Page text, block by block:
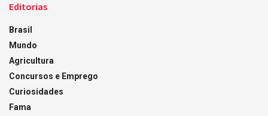
Editorias
Brasil
Mundo
Agricultura
Concursos e Emprego
Curiosidades
Fama